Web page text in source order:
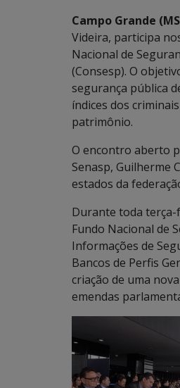
Campo Grande
Videira, participa
Nacional de
(Consesp). O
segurança pública
índices dos
patrimônio.
O encontro aberto
Senasp, Guilherme
estados da
Durante toda terça-
Fundo Nacional de
Informações de
Bancos de Perfis
criação de uma
emendas